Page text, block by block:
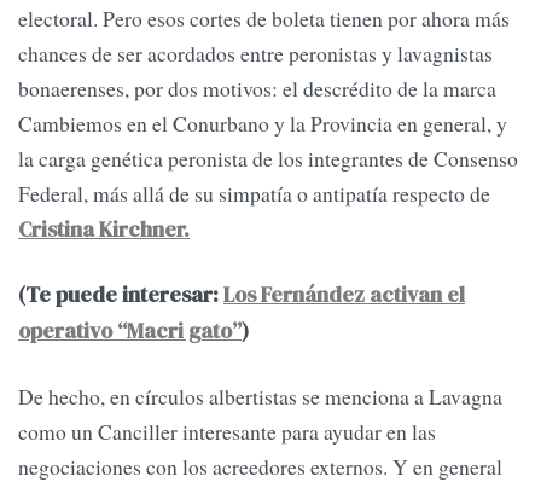
electoral. Pero esos cortes de boleta tienen por ahora más
chances de ser acordados entre peronistas y lavagnistas
bonaerenses, por dos motivos: el descrédito de la marca
Cambiemos en el Conurbano y la Provincia en general, y
la carga genética peronista de los integrantes de Consenso
Federal, más allá de su simpatía o antipatía respecto de
Cristina Kirchner.
(Te puede interesar:Los Fernández activan el
operativo “Macri gato”)
De hecho, en círculos albertistas se menciona a Lavagna
como un Canciller interesante para ayudar en las
negociaciones con los acreedores externos. Y en general